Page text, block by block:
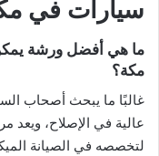
سيارات في
ما هي أفضل ورشة يمكن
مكة؟
غالبًا ما يبحث أصحاب
عالية في الإصلاح، ويعد
لتخصصه في الصيانة